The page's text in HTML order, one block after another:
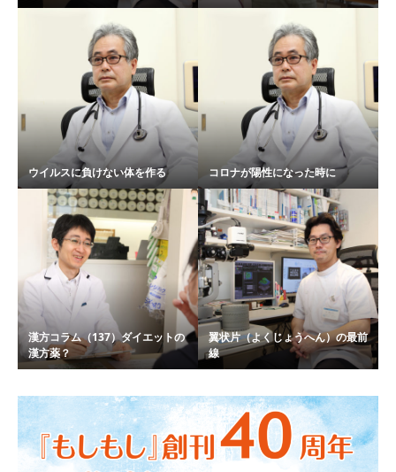
ウイルスに負けない体を作る コロナが陽性になった時に
漢方コラム（137）ダイエットの
漢方薬？
翼状片（よくじょうへん）の最前
線